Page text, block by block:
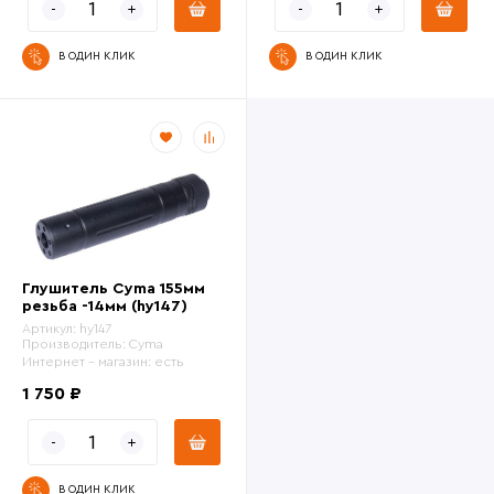
В ОДИН КЛИК В ОДИН КЛИК
Глушитель Cyma 155мм
резьба -14мм (hy147)
Артикул: hy147
Производитель: Cyma
Интернет - магазин: есть
1 750 ₽
В ОДИН КЛИК